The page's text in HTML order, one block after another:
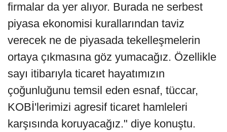
firmalar da yer alıyor. Burada ne serbest
piyasa ekonomisi kurallarından taviz
verecek ne de piyasada tekelleşmelerin
ortaya çıkmasına göz yumacağız. Özellikle
sayı itibarıyla ticaret hayatımızın
çoğunluğunu temsil eden esnaf, tüccar,
KOBİ'lerimizi agresif ticaret hamleleri
karşısında koruyacağız." diye konuştu.